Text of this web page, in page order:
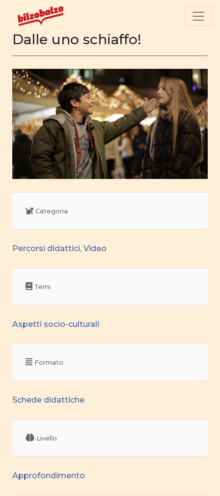
Dalle uno schiaffo!
Categoria
Percorsi didattici, Video
Temi
Aspetti socio-culturali
Formato
Schede didattiche
Livello
Approfondimento